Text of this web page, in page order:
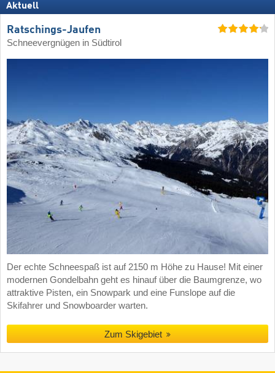
Aktuell
Ratschings-Jaufen
Schneevergnügen in Südtirol
Der echte Schneespaß ist auf 2150 m Höhe zu Hause! Mit einer
modernen Gondelbahn geht es hinauf über die Baumgrenze, wo
attraktive Pisten, ein Snowpark und eine Funslope auf die
Skifahrer und Snowboarder warten.
Zum Skigebiet